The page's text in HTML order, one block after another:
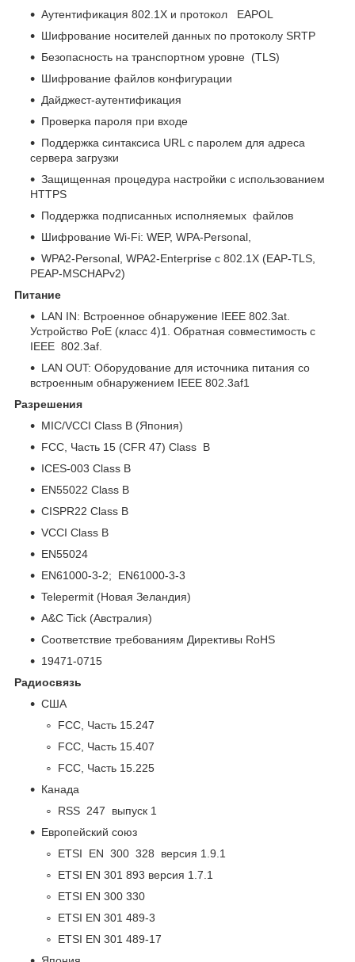
Аутентификация 802.1X и протокол EAPOL
Шифрование носителей данных по протоколу SRTP
Безопасность на транспортном уровне (TLS)
Шифрование файлов конфигурации
Дайджест-аутентификация
Проверка пароля при входе
Поддержка синтаксиса URL с паролем для адреса
сервера загрузки
Защищенная процедура настройки с использованием
HTTPS
Поддержка подписанных исполняемых файлов
Шифрование Wi-Fi: WEP, WPA-Personal,
WPA2-Personal, WPA2-Enterprise с 802.1X (EAP-TLS,
PEAP-MSCHAPv2)
Питание
LAN IN: Встроенное обнаружение IEEE 802.3at.
Устройство PoE (класс 4)1. Обратная совместимость с
IEEE 802.3af.
LAN OUT: Оборудование для источника питания со
встроенным обнаружением IEEE 802.3af1
Разрешения
MIC/VCCI Class B (Япония)
FCC, Часть 15 (CFR 47) Class B
ICES-003 Class B
EN55022 Class B
CISPR22 Class B
VCCI Class B
EN55024
EN61000-3-2; EN61000-3-3
Telepermit (Новая Зеландия)
A&C Tick (Австралия)
Соответствие требованиям Директивы RoHS
19471-0715
Радиосвязь
США
FCC, Часть 15.247
FCC, Часть 15.407
FCC, Часть 15.225
Канада
RSS 247 выпуск 1
Европейский союз
ETSI EN 300 328 версия 1.9.1
ETSI EN 301 893 версия 1.7.1
ETSI EN 300 330
ETSI EN 301 489-3
ETSI EN 301 489-17